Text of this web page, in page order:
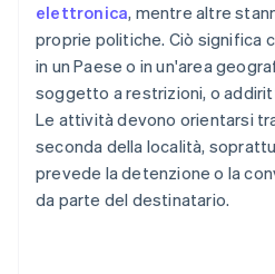
elettronica, mentre altre
proprie politiche. Ciò significa
in un Paese o in un'area
soggetto a restrizioni, o
Le attività devono orientarsi
seconda della località,
prevede la detenzione o la
da parte del destinatario.